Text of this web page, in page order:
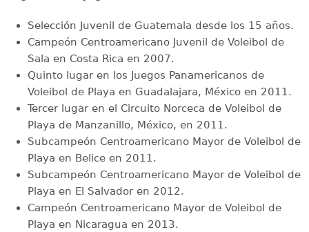
Selección Juvenil de Guatemala desde los 15 años.
Campeón Centroamericano Juvenil de Voleibol de
Sala en Costa Rica en 2007.
Quinto lugar en los Juegos Panamericanos de
Voleibol de Playa en Guadalajara, México en 2011.
Tercer lugar en el Circuito Norceca de Voleibol de
Playa de Manzanillo, México, en 2011.
Subcampeón Centroamericano Mayor de Voleibol de
Playa en Belice en 2011.
Subcampeón Centroamericano Mayor de Voleibol de
Playa en El Salvador en 2012.
Campeón Centroamericano Mayor de Voleibol de
Playa en Nicaragua en 2013.